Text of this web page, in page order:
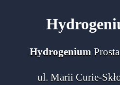
Hydrogenium
ul. Marii Curie-